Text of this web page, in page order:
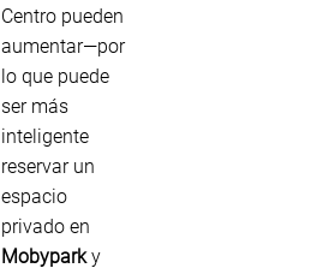
Centro pueden
aumentar—por
lo que puede
ser más
inteligente
reservar un
espacio
privado en
Mobyparky